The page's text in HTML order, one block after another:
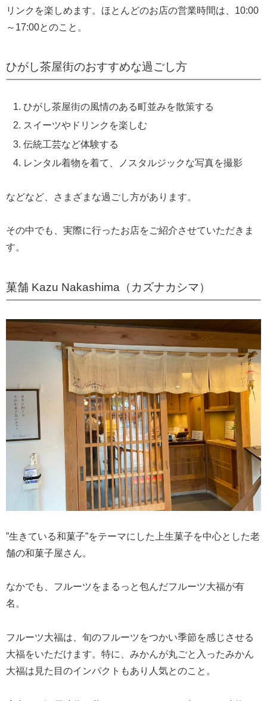
リンクを楽しめます。ほとんどのお店の営業時間は、10:00
～17:00とのこと。
ひがし茶屋街のおすすめな過ごし方
ひがし茶屋街の風情のある町並みを散策する
スイーツやドリンクを楽しむ
伝統工芸など体験する
レンタル着物を着て、ノスタルジックな写真を撮影
などなど、さまざまな過ごし方があります。
その中でも、実際に行ったお店をご紹介させていただきま
す。
菓舗 Kazu Nakashima（カズナカシマ）
”生きている和菓子”をテーマにした上生菓子を中心とした老
舗の和菓子屋さん。
なかでも、フルーツをまるっと包んだフルーツ大福が有
名。
フルーツ大福は、旬のフルーツをつかい季節を感じさせる
大福をいただけます。特に、みかんが丸ごと入ったみかん
大福は見た目のインパクトもあり人気とのこと。